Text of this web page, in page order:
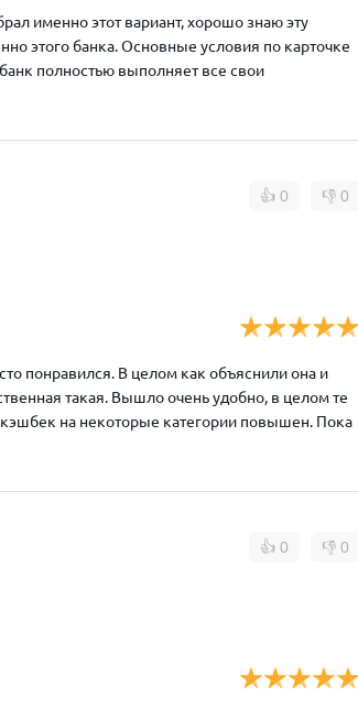
именно этот вариант, хорошо знаю эту
этого банка. Основные условия по карточке
полностью выполняет все свои
👍 0 👎 0
понравился. В целом как объяснили она и
такая. Вышло очень удобно, в целом те
на некоторые категории повышен. Пока
👍 0 👎 0